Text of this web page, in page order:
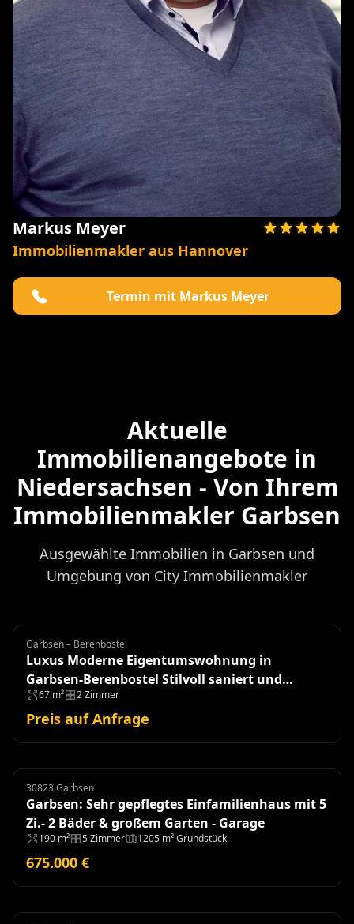
Markus Meyer
Immobilienmakler aus Hannover
Termin mit Markus Meyer
Aktuelle
Immobilienangebote in
Niedersachsen - Von Ihrem
Immobilienmakler Garbsen
Ausgewählte Immobilien in Garbsen und
Umgebung von City Immobilienmakler
Eigentumswohnung
Garbsen – Berenbostel
Luxus Moderne Eigentumswohnung in
Garbsen-Berenbostel Stilvoll saniert und
einzugsbereit!
67 m² 2 Zimmer
Preis auf Anfrage
Einfamilienhaus
30823 Garbsen
Garbsen: Sehr gepflegtes Einfamilienhaus mit 5
Zi.- 2 Bäder & großem Garten - Garage
190 m² 5 Zimmer 1205 m² Grundstück
675.000 €